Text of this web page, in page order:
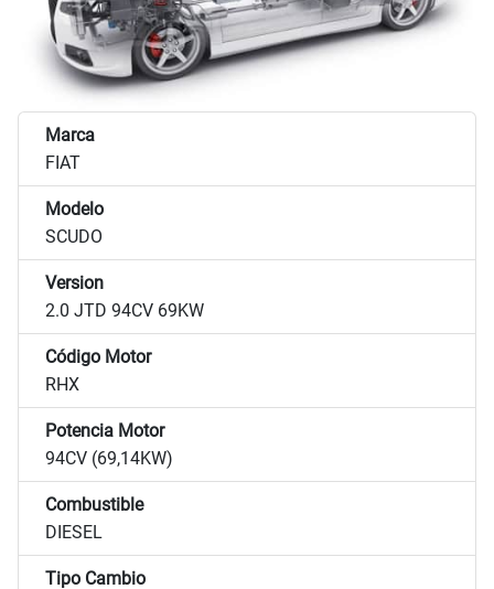
Marca
FIAT
Modelo
SCUDO
Version
2.0 JTD 94CV 69KW
Código Motor
RHX
Potencia Motor
94CV (69,14KW)
Combustible
DIESEL
Tipo Cambio